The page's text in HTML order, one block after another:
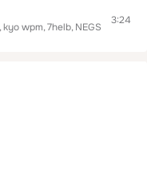
kyo wpm 7helb NEGSX
3:24